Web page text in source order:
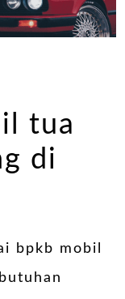
tua
di
bpkb mobil